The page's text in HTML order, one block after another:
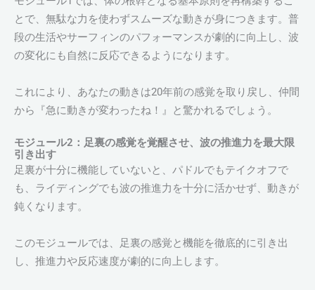
とで、無駄な力を使わずスムーズな動きが身につきます。普
段の生活やサーフィンのパフォーマンスが劇的に向上し、波
の変化にも自然に反応できるようになります。
これにより、あなたの動きは20年前の感覚を取り戻し、仲間
から『急に動きが変わったね！』と驚かれるでしょう。
モジュール2：足裏の感覚を覚醒させ、波の推進力を最大限
引き出す
足裏が十分に機能していないと、パドルでもテイクオフで
も、ライディングでも波の推進力を十分に活かせず、動きが
鈍くなります。
このモジュールでは、足裏の感覚と機能を徹底的に引き出
し、推進力や反応速度が劇的に向上します。